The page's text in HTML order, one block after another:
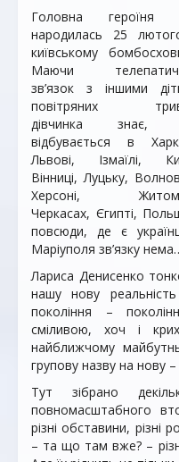
Головна героїня
народилась 25
київському
Маючи
зв’язок з іншими
повітряних
дівчинка знає,
відбувається в
Львові, Ізмаїлі,
Вінниці, Луцьку,
Херсоні,
Черкасах, Єгипті,
повсюди, де є
Маріуполя зв’язку
Лариса Денисенко
нашу нову
покоління –
сміливою, хоч і
найближчому
групову назву на нову –
Тут зібрано
повномасштабного
різні обставини, різні
– та що там вже? –